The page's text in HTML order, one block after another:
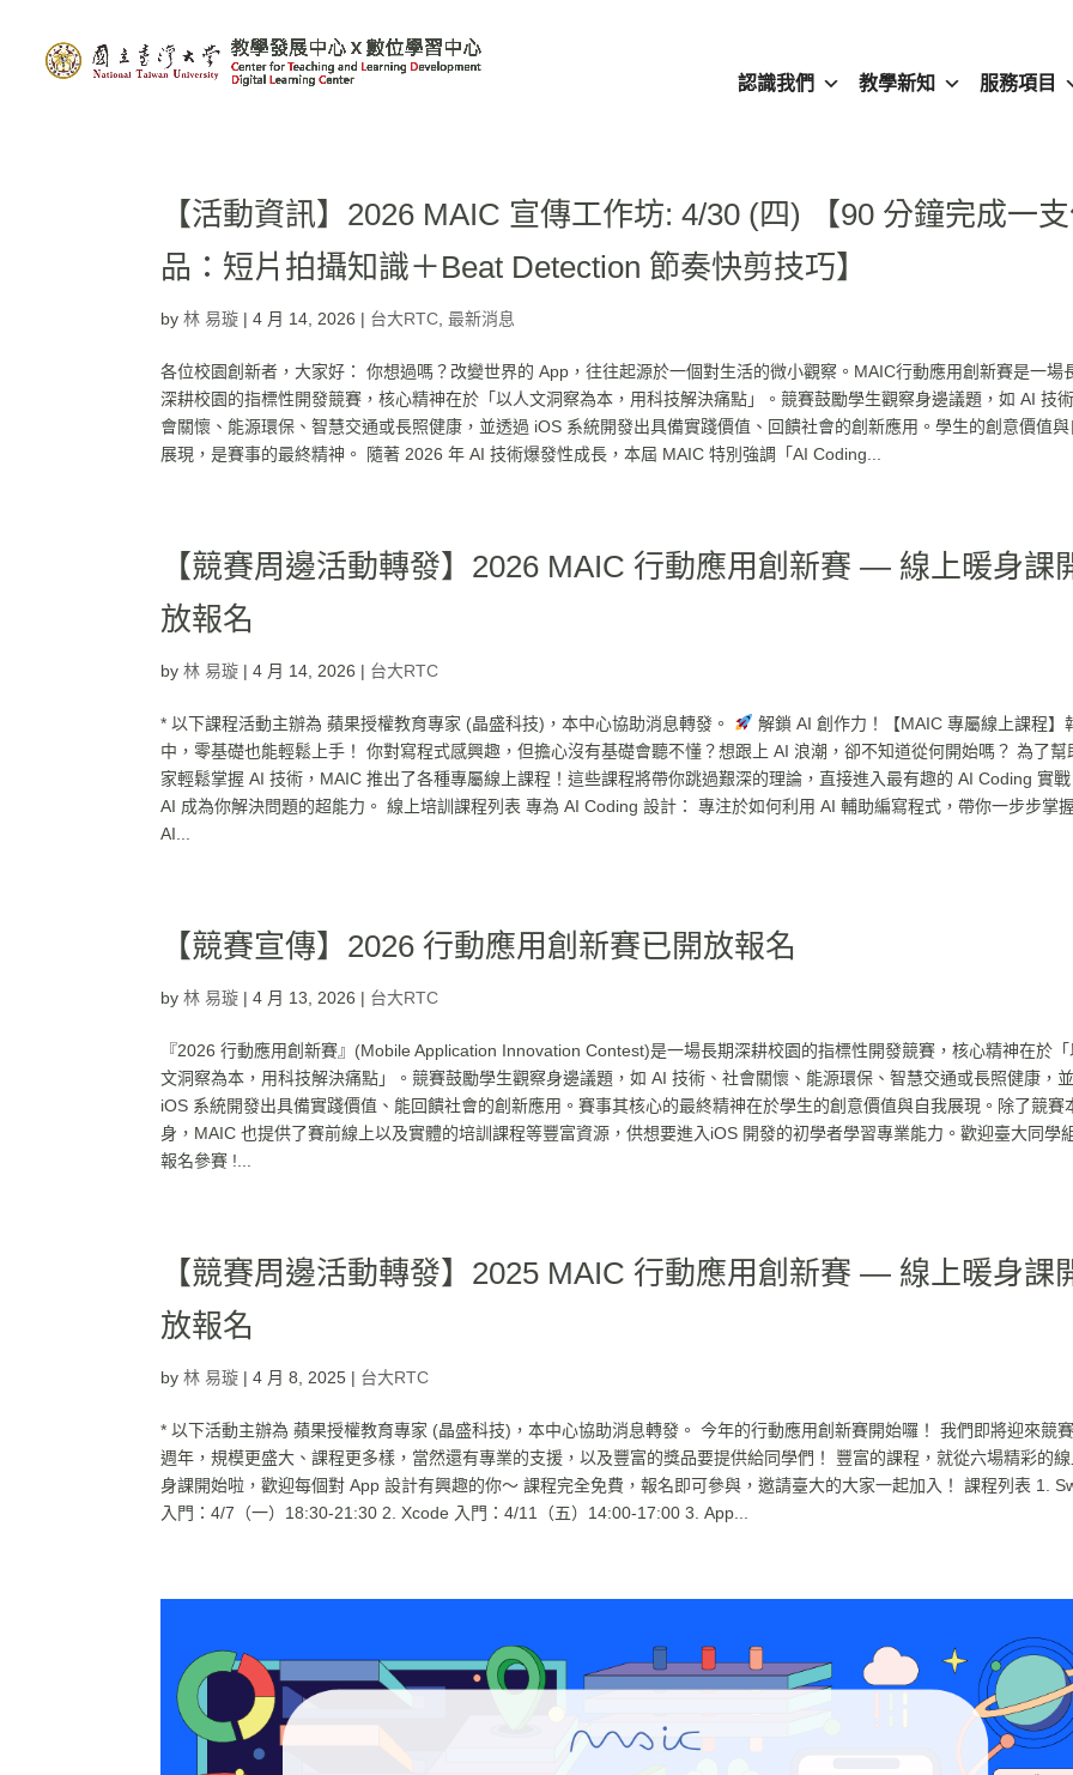
認識我們 教學新知 服務項目
【活動資訊】2026 MAIC 宣傳工作坊: 4/30 (四) 【90 分鐘完成一
品：短片拍攝知識＋Beat Detection 節奏快剪技巧】
by林 易璇 |4 月 14, 2026 | 台大RTC ,最新消息
各位校園創新者，大家好： 你想過嗎？改變世界的 App，往往起源於一個對生活的微小觀察。MAIC行動應用創新賽是一場
深耕校園的指標性開發競賽，核心精神在於「以人文洞察為本，用科技解決痛點」。競賽鼓勵學生觀察身邊議題，如 AI 技
會關懷、能源環保、智慧交通或長照健康，並透過 iOS 系統開發出具備實踐價值、回饋社會的創新應用。學生的創意價值
展現，是賽事的最終精神。 隨著 2026 年 AI 技術爆發性成長，本屆 MAIC 特別強調「AI Coding...
【競賽周邊活動轉發】2026 MAIC 行動應用創新賽 — 線上暖身課
放報名
by林 易璇 |4 月 14, 2026 | 台大RTC
* 以下課程活動主辦為 蘋果授權教育專家 (晶盛科技)，本中心協助消息轉發。
解鎖 AI 創作力！【MAIC 專屬線上課程】
中，零基礎也能輕鬆上手！ 你對寫程式感興趣，但擔心沒有基礎會聽不懂？想跟上 AI 浪潮，卻不知道從何開始嗎？ 為了幫
家輕鬆掌握 AI 技術，MAIC 推出了各種專屬線上課程！這些課程將帶你跳過艱深的理論，直接進入最有趣的 AI Coding 實
AI 成為你解決問題的超能力。 線上培訓課程列表 專為 AI Coding 設計： 專注於如何利用 AI 輔助編寫程式，帶你一步步掌
AI...
【競賽宣傳】2026 行動應用創新賽已開放報名
by林 易璇 |4 月 13, 2026 | 台大RTC
『2026 行動應用創新賽』(Mobile Application Innovation Contest)是一場長期深耕校園的指標性開發競賽，核心精神在於
文洞察為本，用科技解決痛點」。競賽鼓勵學生觀察身邊議題，如 AI 技術、社會關懷、能源環保、智慧交通或長照健康，
iOS 系統開發出具備實踐價值、能回饋社會的創新應用。賽事其核心的最終精神在於學生的創意價值與自我展現。除了競賽
身，MAIC 也提供了賽前線上以及實體的培訓課程等豐富資源，供想要進入iOS 開發的初學者學習專業能力。歡迎臺大同學
報名參賽 !...
【競賽周邊活動轉發】2025 MAIC 行動應用創新賽 — 線上暖身課
放報名
by林 易璇 |4 月 8, 2025 | 台大RTC
* 以下活動主辦為 蘋果授權教育專家 (晶盛科技)，本中心協助消息轉發。 今年的行動應用創新賽開始囉！ 我們即將迎來競
週年，規模更盛大、課程更多樣，當然還有專業的支援，以及豐富的獎品要提供給同學們！ 豐富的課程，就從六場精彩的
身課開始啦，歡迎每個對 App 設計有興趣的你～ 課程完全免費，報名即可參與，邀請臺大的大家一起加入！ 課程列表 1.
入門：4/7（一）18:30-21:30 2. Xcode 入門：4/11（五）14:00-17:00 3. App...